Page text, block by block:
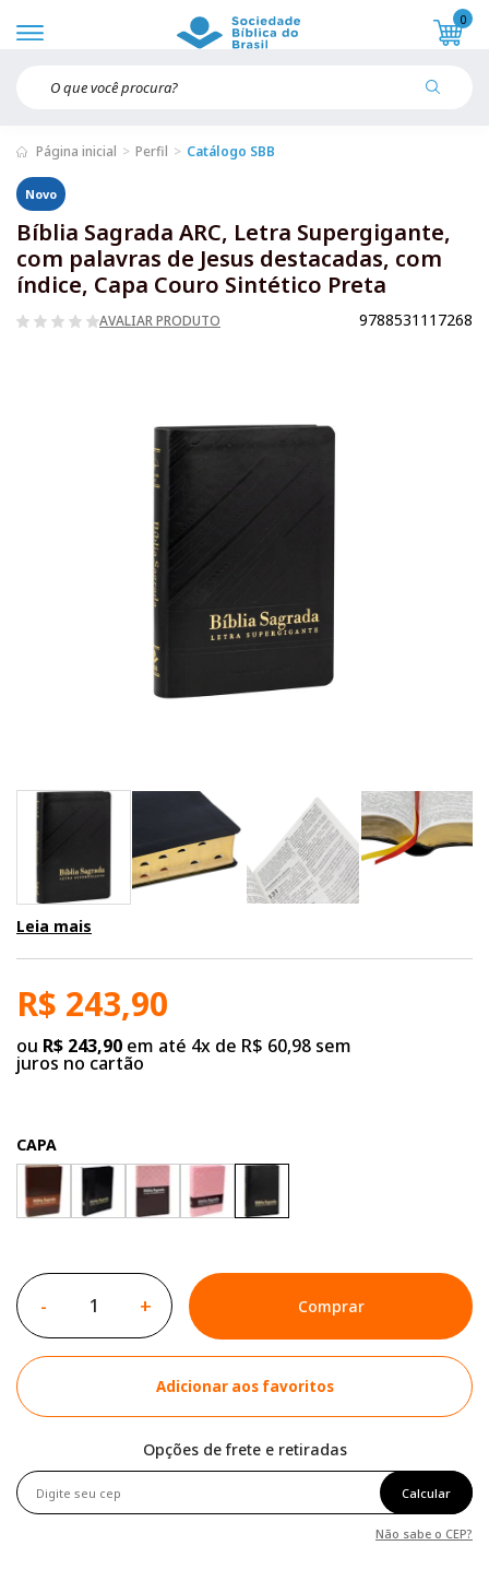
0
Página inicial Perfil Catálogo SBB
Novo
Bíblia Sagrada ARC, Letra Supergigante,
com palavras de Jesus destacadas, com
índice, Capa Couro Sintético Preta
AVALIAR PRODUTO 9788531117268
Leia mais
R$ 243,90
ou R$ 243,90 em até 4x de R$ 60,98 sem
juros no cartão
CAPA
- + Comprar
Adicionar aos favoritos
Opções de frete e retiradas
Calcular
Não sabe o CEP?